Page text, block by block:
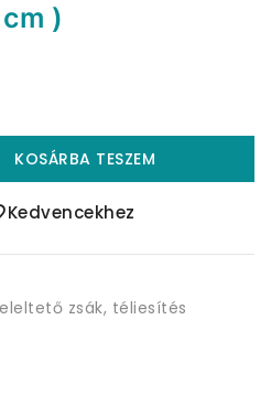
)
KOSÁRBA TESZEM
Kedvencekhez
zsák, téliesítés